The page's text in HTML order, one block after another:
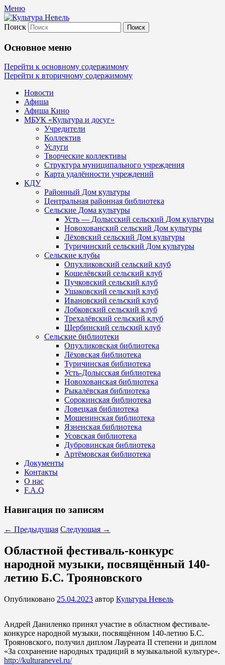
Меню
Культура Невель
МБУК Невельского района "Культура
и досуг"
Поиск
Основное меню
Перейти к основному содержимому
Перейти к вторичному содержимому
Новости
Афиша
Афиша Кино
МБУК «Культура и досуг»
Учредители
Коллектив
Услуги
Творческие коллективы
Структура муниципального учреждения
Карта удалённости учреждений
КДУ
Районный Дом культуры
Центральная районная библиотека
Сельские Дома культуры
Усть — Долысский сельский Дом культуры
Новохованский сельский Дом культуры
Лёховский сельский Дом культуры
Туричинский сельский Дом культуры
Сельские клубы
Опухликовский сельский клуб
Кошелёвский сельский клуб
Пучковский сельский клуб
Ушаковский сельский клуб
Ивановский сельский клуб
Лобковский сельский клуб
Трехалёвский сельский клуб
Щербинский сельский клуб
Сельские библиотеки
Опухликовская библиотека
Лёховская библиотека
Туричинская библиотека
Усть-Долысская библиотека
Новохованская библиотека
Рыкалёвская библиотека
Сорокинская библиотека
Ловецкая библиотека
Мошенинская библиотека
Язненская библиотека
Усовская библиотека
Дубровинская библиотека
Артёмовская библиотека
Документы
Контакты
О нас
F.A.Q
Навигация по записям
← Предыдущая Следующая →
Областной фестиваль-конкурс
народной музыки, посвящённый 140-
летию Б.С. Трояновского
Опубликовано 25.04.2023 автор Культура Невель
Андрей Даниленко принял участие в областном фестивале-
конкурсе народной музыки, посвящённом 140-летию Б.С.
Трояновского, получил диплом Лауреата II степени и диплом
«За сохранение народных традиций в музыкальной культуре».
http://kulturanevel.ru/